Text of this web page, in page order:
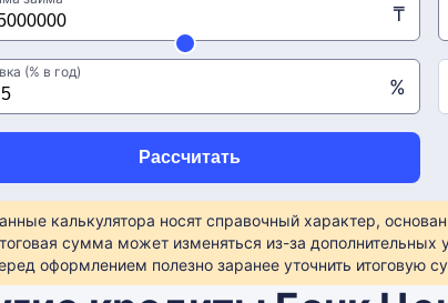
₸
(% в год)
%
Рассчитать
калькулятора носят справочный характер,
сумма может изменяться из-за дополнительных
оформлением полезно заранее уточнить итоговую